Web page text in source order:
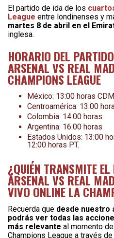
El partido de ida de los
League entre londinenses y
martes 8 de abril en el
inglesa.
HORARIO DEL
ARSENAL VS REAL
CHAMPIONS LEAGUE
México: 13:00 horas
Centroamérica: 13:00
Colombia: 14:00 horas.
Argentina: 16:00 horas.
Estados Unidos: 13:00
12:00 horas PT.
¿QUIÉN TRANSMITE
ARSENAL VS REAL
VIVO ONLINE LA
Recuerda que desde nuestro
podrás ver todas las
más relevante al momento
Champions League a través